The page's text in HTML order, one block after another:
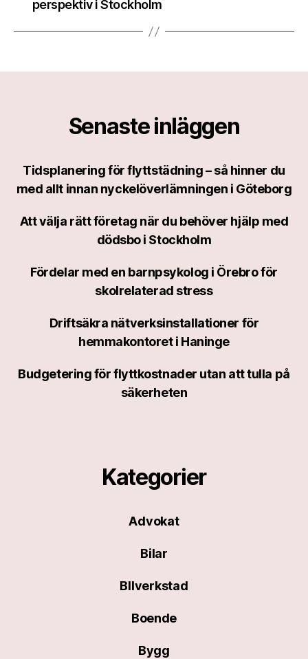
perspektiv i Stockholm
Senaste inläggen
Tidsplanering för flyttstädning – så hinner du
med allt innan nyckelöverlämningen i Göteborg
Att välja rätt företag när du behöver hjälp med
dödsbo i Stockholm
Fördelar med en barnpsykolog i Örebro för
skolrelaterad stress
Driftsäkra nätverksinstallationer för
hemmakontoret i Haninge
Budgetering för flyttkostnader utan att tulla på
säkerheten
Kategorier
Advokat
Bilar
BIlverkstad
Boende
Bygg